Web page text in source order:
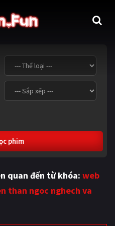
Hành động
Chiến tranh
Tội phạm - Hình sự
Khoa học - Tài liệu
Kỳ ảo
phim
quan đến từ khóa: web
than ngoc nghech va